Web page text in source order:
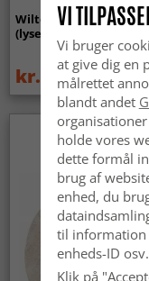
Wilton-tæppe -
(lyserød)
kr.329 kr.439
VI
Vi bruger
at give dig en
målrettet
blandt andet
holde vores
dette formål
brug af
enhed, du
til information
enheds-ID osv.
Klik på